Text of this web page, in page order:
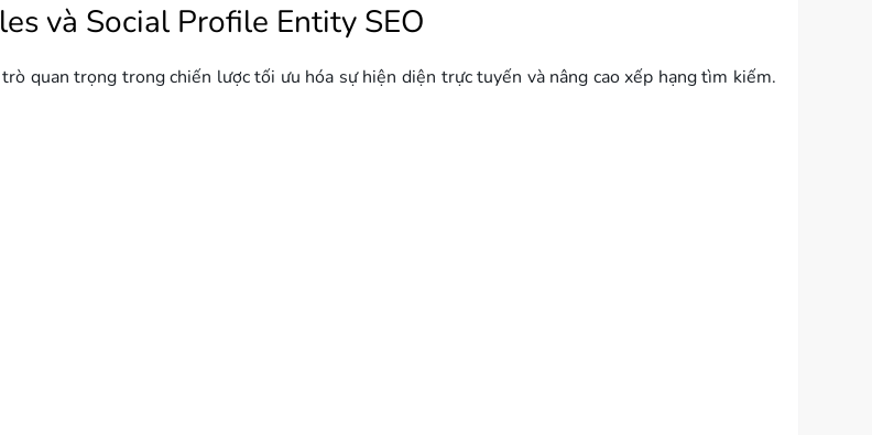
và Social Profile Entity SEO
quan trọng trong chiến lược tối ưu hóa sự hiện diện trực tuyến và nâng cao xếp hạng tìm kiếm.